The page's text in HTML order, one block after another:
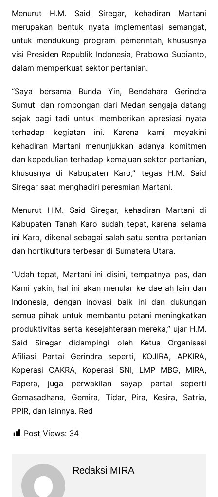
Menurut H.M. Said Siregar, kehadiran Martani
merupakan bentuk nyata implementasi semangat,
untuk mendukung program pemerintah, khususnya
visi Presiden Republik Indonesia, Prabowo Subianto,
dalam memperkuat sektor pertanian.
“Saya bersama Bunda Yin, Bendahara Gerindra
Sumut, dan rombongan dari Medan sengaja datang
sejak pagi tadi untuk memberikan apresiasi nyata
terhadap kegiatan ini. Karena kami meyakini
kehadiran Martani menunjukkan adanya komitmen
dan kepedulian terhadap kemajuan sektor pertanian,
khususnya di Kabupaten Karo,” tegas H.M. Said
Siregar saat menghadiri peresmian Martani.
Menurut H.M. Said Siregar, kehadiran Martani di
Kabupaten Tanah Karo sudah tepat, karena selama
ini Karo, dikenal sebagai salah satu sentra pertanian
dan hortikultura terbesar di Sumatera Utara.
“Udah tepat, Martani ini disini, tempatnya pas, dan
Kami yakin, hal ini akan menular ke daerah lain dan
Indonesia, dengan inovasi baik ini dan dukungan
semua pihak untuk membantu petani meningkatkan
produktivitas serta kesejahteraan mereka,” ujar H.M.
Said Siregar didampingi oleh Ketua Organisasi
Afiliasi Partai Gerindra seperti, KOJIRA, APKIRA,
Koperasi CAKRA, Koperasi SNI, LMP MBG, MIRA,
Papera, juga perwakilan sayap partai seperti
Gemasadhana, Gemira, Tidar, Pira, Kesira, Satria,
PPIR, dan lainnya. Red
Post Views: 34
Redaksi MIRA